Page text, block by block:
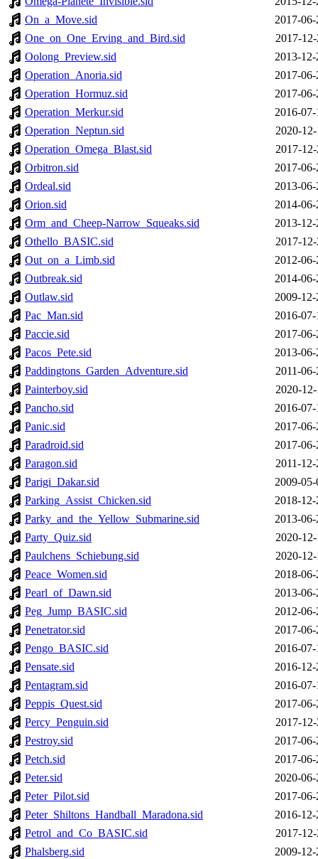
On_a_Move.sid
2017-
One_on_One_Erving_and_Bird.sid
2017-
Oolong_Preview.sid
2013-
Operation_Anoria.sid
2017-
Operation_Hormuz.sid
2017-
Operation_Merkur.sid
2016-
Operation_Neptun.sid
2020-
Operation_Omega_Blast.sid
2017-
Orbitron.sid
2017-
Ordeal.sid
2013-
Orion.sid
2014-
Orm_and_Cheep-Narrow_Squeaks.sid
2013-
Othello_BASIC.sid
2017-
Out_on_a_Limb.sid
2012-
Outbreak.sid
2014-
Outlaw.sid
2009-
Pac_Man.sid
2016-
Paccie.sid
2017-
Pacos_Pete.sid
2013-
Paddingtons_Garden_Adventure.sid
2011-
Painterboy.sid
2020-
Pancho.sid
2016-
Panic.sid
2017-
Paradroid.sid
2017-
Paragon.sid
2011-
Parigi_Dakar.sid
2009-
Parking_Assist_Chicken.sid
2018-
Parky_and_the_Yellow_Submarine.sid
2013-
Party_Quiz.sid
2020-
Paulchens_Schiebung.sid
2020-
Peace_Women.sid
2018-
Pearl_of_Dawn.sid
2013-
Peg_Jump_BASIC.sid
2012-
Penetrator.sid
2017-
Pengo_BASIC.sid
2016-
Pensate.sid
2016-
Pentagram.sid
2016-
Peppis_Quest.sid
2017-
Percy_Penguin.sid
2017-
Pestroy.sid
2017-
Petch.sid
2017-
Peter.sid
2020-
Peter_Pilot.sid
2017-
Peter_Shiltons_Handball_Maradona.sid
2016-
Petrol_and_Co_BASIC.sid
2017-
Phalsberg.sid
2009-